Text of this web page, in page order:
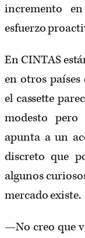
incremento
esfuerzo
En CINTAS
en otros
el cassette
modesto
apunta a un
discreto que
algunos
mercado existe.
—No creo que